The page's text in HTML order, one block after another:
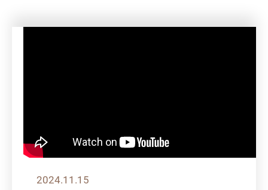
2024.11.15